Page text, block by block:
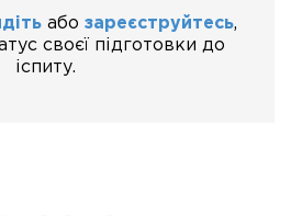
або зареєструйтесь,
своєї підготовки до
іспиту.